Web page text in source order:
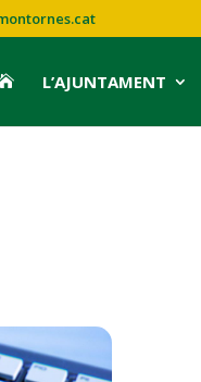
L’AJUNTAMENT